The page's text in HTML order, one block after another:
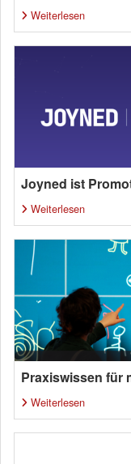
Weiterlesen
Joyned ist
Weiterlesen
Praxiswissen für
Weiterlesen